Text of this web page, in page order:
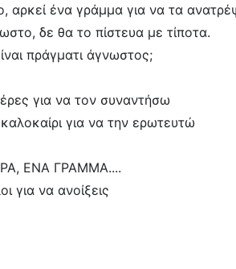
αρκεί ένα γράμμα για να τα
δε θα το πίστευα με τίποτα.
πράγματι άγνωστος;
για να τον συναντήσω
για να την ερωτευτώ
ΕΝΑ ΓΡΑΜΜΑ....
για να ανοίξεις